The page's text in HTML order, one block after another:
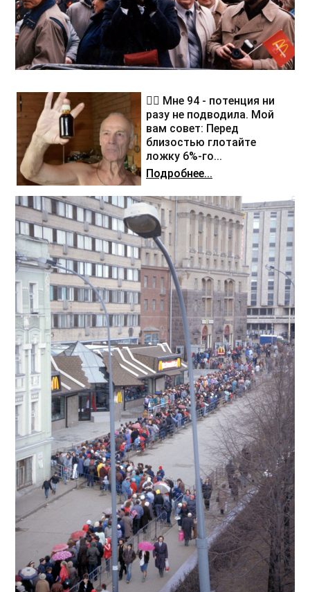
❤️‍🔥 Мне 94 - потенция ни
разу не подводила. Мой
вам совет: Перед
близостью глотайте
ложку 6%-го...
Подробнее...